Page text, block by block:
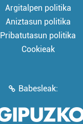
Argitalpen politika
Aniztasun politika
Pribatutasun politika
Cookieak
Babesleak: